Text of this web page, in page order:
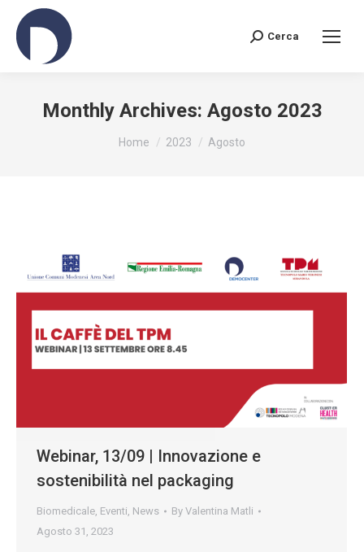
Search:
Cerca
Monthly Archives: Agosto 2023
You are here:
Home 2023 Agosto
Webinar, 13/09 | Innovazione e
sostenibilità nel packaging
Biomedicale, Eventi, News By Valentina Matli
Agosto 31, 2023